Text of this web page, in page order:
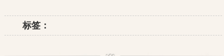
标签：